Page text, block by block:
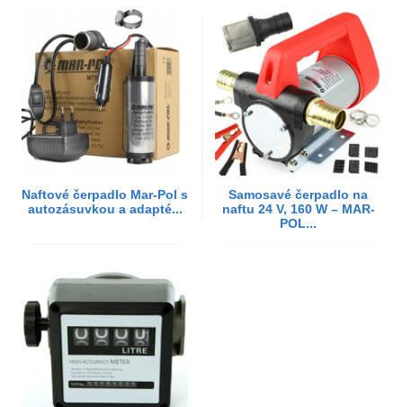
Naftové čerpadlo Mar-Pol s
autozásuvkou a adapté...
Samosavé čerpadlo na
naftu 24 V, 160 W – MAR-
POL...